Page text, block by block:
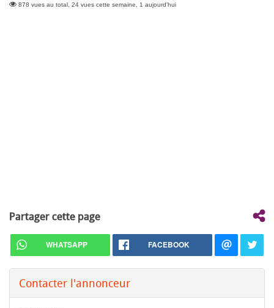
878 vues au total, 24 vues cette semaine, 1 aujourd'hui
Partager cette page
WHATSAPP FACEBOOK
Contacter l'annonceur